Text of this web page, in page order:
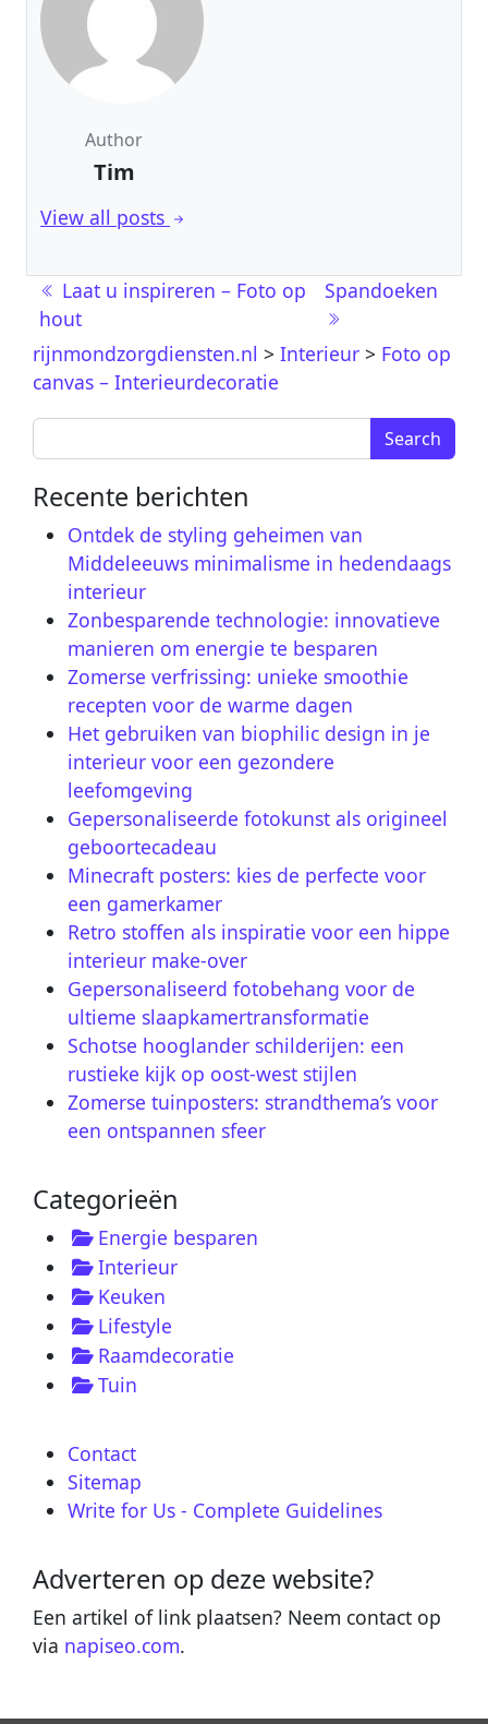
Author
Tim
View all posts
Berichtnavigatie
Laat u inspireren – Foto op
hout
Spandoeken
rijnmondzorgdiensten.nl > Interieur > Foto op
canvas – Interieurdecoratie
Search for:
Recente berichten
Ontdek de styling geheimen van
Middeleeuws minimalisme in hedendaags
interieur
Zonbesparende technologie: innovatieve
manieren om energie te besparen
Zomerse verfrissing: unieke smoothie
recepten voor de warme dagen
Het gebruiken van biophilic design in je
interieur voor een gezondere
leefomgeving
Gepersonaliseerde fotokunst als origineel
geboortecadeau
Minecraft posters: kies de perfecte voor
een gamerkamer
Retro stoffen als inspiratie voor een hippe
interieur make-over
Gepersonaliseerd fotobehang voor de
ultieme slaapkamertransformatie
Schotse hooglander schilderijen: een
rustieke kijk op oost-west stijlen
Zomerse tuinposters: strandthema’s voor
een ontspannen sfeer
Categorieën
Energie besparen
Interieur
Keuken
Lifestyle
Raamdecoratie
Tuin
Contact
Sitemap
Write for Us - Complete Guidelines
Adverteren op deze website?
Een artikel of link plaatsen? Neem contact op
via napiseo.com.